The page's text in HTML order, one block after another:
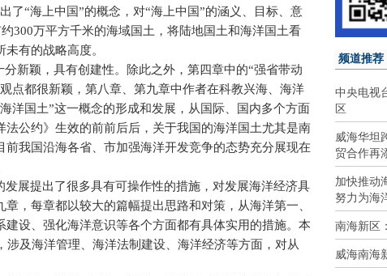
了“海上中国”的概念，对“海上中国”的涵义、目标、意
300万平方千米的海域国土，将陆地国土和海洋国土看
有的战略高度。
新颖，具有创建性。除此之外，第四章中的“强省带动
点都很新颖，第八章、第九章中作者在科教兴海、海洋
洋国土”这一概念的形成和发展，从国际、国内多个方面
公约》生效的前前后后，关于我国的海洋国土尤其是南
我国沿海各省、市加强海洋开发竞争的态势充分展现在
展提出了很多具有可操作性的措施，对发展海洋经济具
，每章都以较大的篇幅提出思路和对策，从海洋第一、
设、强化海洋意识等各个方面都有具体实用的措施。本
涉及海洋管理、海洋法制建设、海洋经济等方面，对从
频道推荐
中央电视
区
威海华坦
贸合作再
加快推动
努力为海
南海新区
威海南海